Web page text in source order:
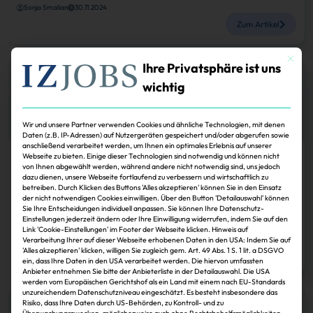
Sonja Smalian 30.11.2024
Zum Artikel
Karriere
Karrieretag zum Einstieg ins Facility-
Management in Berlin
Sonja Smalian 30.11.2024
Zum Artikel
Mit
Ihre Privatsphäre ist uns
wichtig
Wir und unsere Partner verwenden Cookies und ähnliche Technologien, mit denen
Daten (z.B. IP-Adressen) auf Nutzergeräten gespeichert und/oder abgerufen sowie
anschließend verarbeitet werden, um Ihnen ein optimales Erlebnis auf unserer
Webseite zu bieten. Einige dieser Technologien sind notwendig und können nicht
von Ihnen abgewählt werden, während andere nicht notwendig sind, uns jedoch
dazu dienen, unsere Webseite fortlaufend zu verbessern und wirtschaftlich zu
betreiben. Durch Klicken des Buttons 'Alles akzeptieren' können Sie in den Einsatz
der nicht notwendigen Cookies einwilligen. Über den Button 'Detailauswahl' können
Sie Ihre Entscheidungen individuell anpassen. Sie können Ihre Datenschutz-
Einstellungen jederzeit ändern oder Ihre Einwilligung widerrufen, indem Sie auf den
Link 'Cookie-Einstellungen' im Footer der Webseite klicken. Hinweis auf
Verarbeitung Ihrer auf dieser Webseite erhobenen Daten in den USA: Indem Sie auf
'Alles akzeptieren' klicken, willigen Sie zugleich gem. Art. 49 Abs. 1 S. 1 lit. a DSGVO
ein, dass Ihre Daten in den USA verarbeitet werden. Die hiervon umfassten
Anbieter entnehmen Sie bitte der Anbieterliste in der Detailauswahl. Die USA
werden vom Europäischen Gerichtshof als ein Land mit einem nach EU-Standards
unzureichendem Datenschutzniveau eingeschätzt. Es besteht insbesondere das
Risiko, dass Ihre Daten durch US-Behörden, zu Kontroll- und zu